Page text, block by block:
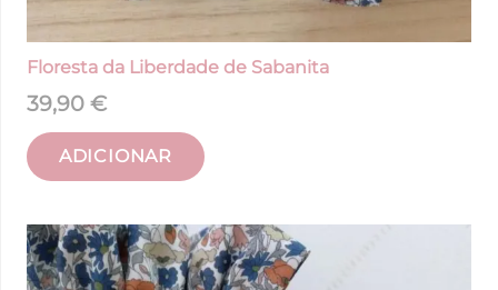
Floresta da Liberdade de Sabanita
39,90 €
ADICIONAR